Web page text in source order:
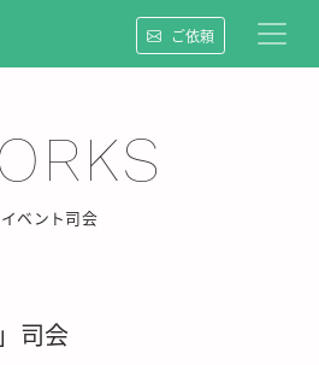
ご依頼
イベント司会
司会